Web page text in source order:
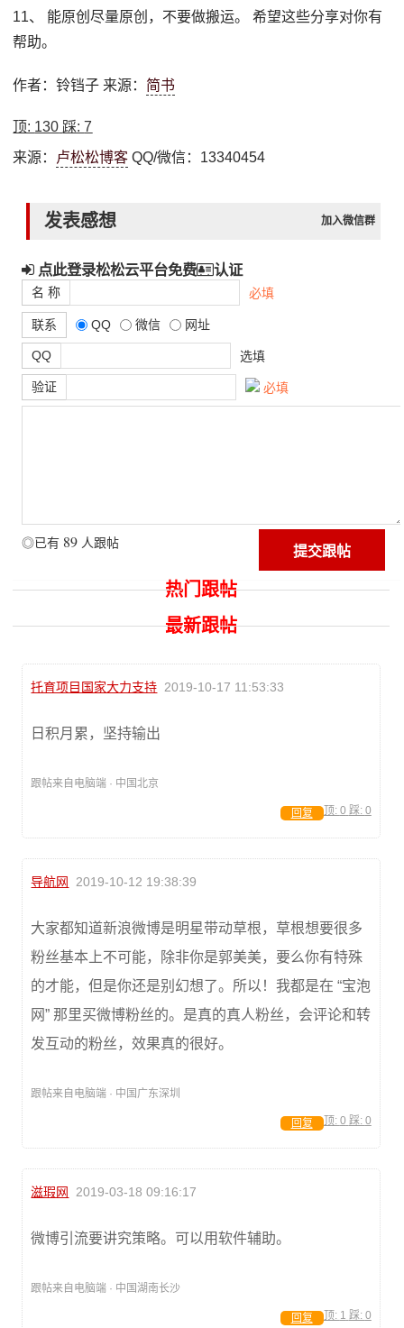
11、 能原创尽量原创，不要做搬运。 希望这些分享对你有
帮助。
作者：铃铛子 来源： 简书
顶: 130 踩:7
来源： 卢松松博客 QQ/微信：13340454
发表感想 加入微信群
点此登录松松云平台免费 认证
名 称 必填
联系 QQ 微信 网址
QQ 选填
验证 必填
◎已有 89 人跟帖
热门跟帖
最新跟帖
托育项目国家大力支持 2019-10-17 11:53:33
日积月累，坚持输出
跟帖来自电脑端 · 中国北京
顶: 0 踩: 0
回复
导航网 2019-10-12 19:38:39
大家都知道新浪微博是明星带动草根，草根想要很多
粉丝基本上不可能，除非你是郭美美，要么你有特殊
的才能，但是你还是别幻想了。所以！我都是在 “宝泡
网” 那里买微博粉丝的。是真的真人粉丝，会评论和转
发互动的粉丝，效果真的很好。
跟帖来自电脑端 · 中国广东深圳
顶: 0 踩: 0
回复
滋瑕网 2019-03-18 09:16:17
微博引流要讲究策略。可以用软件辅助。
跟帖来自电脑端 · 中国湖南长沙
顶: 1 踩: 0
回复